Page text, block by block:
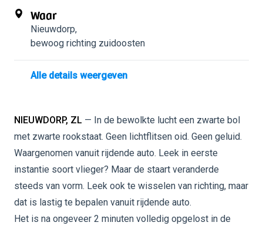
Waar
Nieuwdorp,
bewoog richting zuidoosten
Alle details weergeven
NIEUWDORP, ZL — In de bewolkte lucht een zwarte bol
met zwarte rookstaat. Geen lichtflitsen oid. Geen geluid.
Waargenomen vanuit rijdende auto. Leek in eerste
instantie soort vlieger? Maar de staart veranderde
steeds van vorm. Leek ook te wisselen van richting, maar
dat is lastig te bepalen vanuit rijdende auto.
Het is na ongeveer 2 minuten volledig opgelost in de